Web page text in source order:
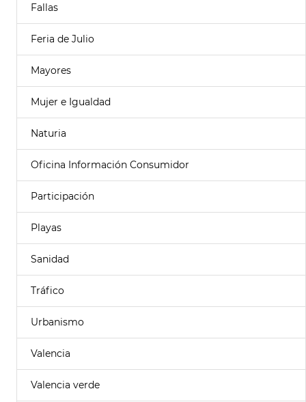
Fallas
Feria de Julio
Mayores
Mujer e Igualdad
Naturia
Oficina Información Consumidor
Participación
Playas
Sanidad
Tráfico
Urbanismo
Valencia
Valencia verde